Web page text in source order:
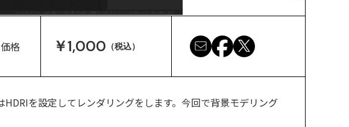
価格 ￥1,000 （税込）
を設定してレンダリングをします。今回で背景モデリング